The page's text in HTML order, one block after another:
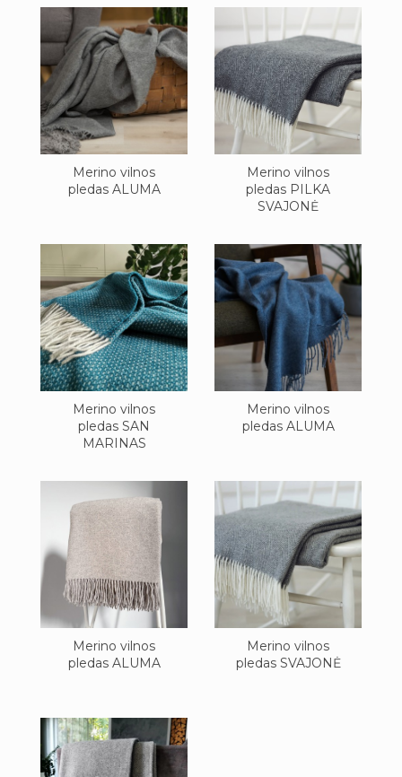
Merino vilnos
pledas ALUMA
Merino vilnos
pledas PILKA
SVAJONĖ
Merino vilnos
pledas SAN
MARINAS
Merino vilnos
pledas ALUMA
Merino vilnos
pledas ALUMA
Merino vilnos
pledas SVAJONĖ